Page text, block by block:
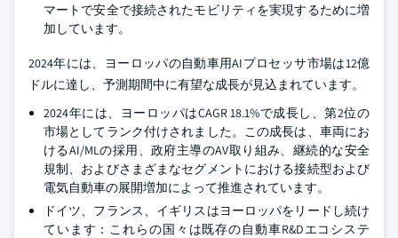
マートで安全で接続されたモビリティを実現するために増
加しています。
2024年には、ヨーロッパの自動車用AIプロセッサ市場は12億
ドルに達し、予測期間中に有望な成長が見込まれています。
2024年には、ヨーロッパはCAGR 18.1%で成長し、第2位の
市場としてランク付けされました。この成長は、車両にお
けるAI/MLの採用、政府主導のAV取り組み、継続的な安全
規制、およびさまざまなセグメントにおける接続型および
電気自動車の展開増加によって推進されています。
ドイツ、フランス、イギリスはヨーロッパをリードし続け
ています：これらの国々は既存の自動車R&Dエコシステ